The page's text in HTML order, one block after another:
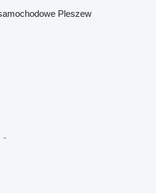
Pleszew